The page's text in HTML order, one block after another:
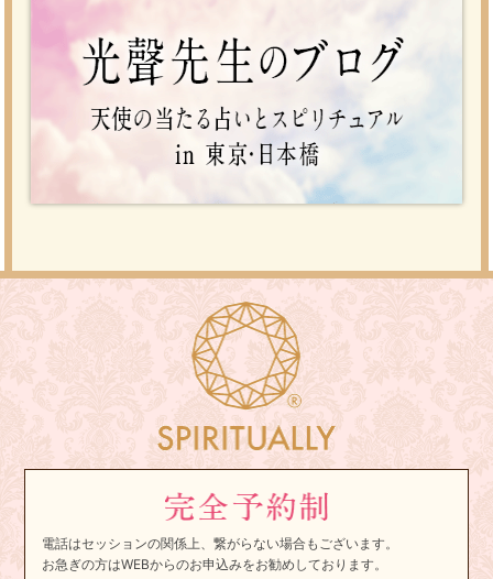
電話はセッションの関係上、繋がらない場合もございます。
お急ぎの方はWEBからのお申込みをお勧めしております。